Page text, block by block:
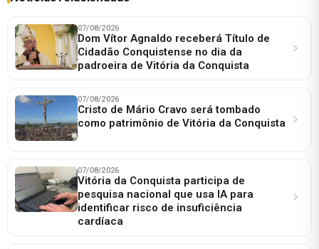
07/08/2026
Dom Vítor Agnaldo receberá Título de
Cidadão Conquistense no dia da
padroeira de Vitória da Conquista
07/08/2026
Cristo de Mário Cravo será tombado
como patrimônio de Vitória da Conquista
07/08/2026
Vitória da Conquista participa de
pesquisa nacional que usa IA para
identificar risco de insuficiência
cardíaca